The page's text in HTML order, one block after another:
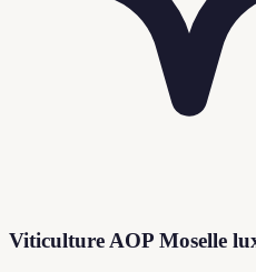
Viticulture AOP Moselle